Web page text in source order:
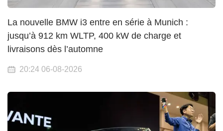
La nouvelle BMW i3 entre en série à Munich :
jusqu’à 912 km WLTP, 400 kW de charge et
livraisons dès l’automne
20:24 06-08-2026